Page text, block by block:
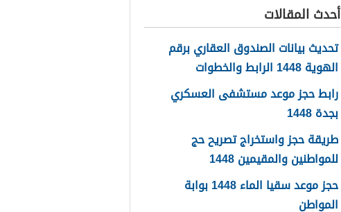
أحدث المقالات
تحديث بيانات الصندوق العقاري برقم
الهوية 1448 الرابط والخطوات
رابط حجز موعد مستشفى العسكري
بجدة 1448
طريقة حجز واستخراج تصريح حج
للمواطنين والمقيمين 1448
حجز موعد سقيا الماء 1448 بوابة
المواطن